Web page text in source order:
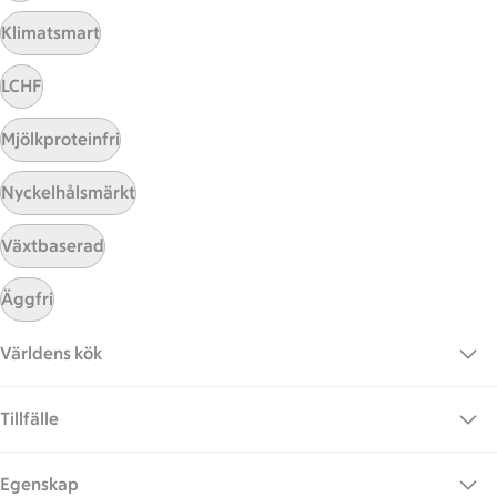
Kundservice
Kontakta oss
Bli stammis på ICA
ICAs inspirationsmejl
Prenumerera
Handla
Handla online
ICAs matkasse
Apotek Hjärtat
Gaston
Klimatsmart
LCHF
Mjölkproteinfri
Nyckelhålsmärkt
Växtbaserad
Äggfri
Världens kök
Tillfälle
Egenskap